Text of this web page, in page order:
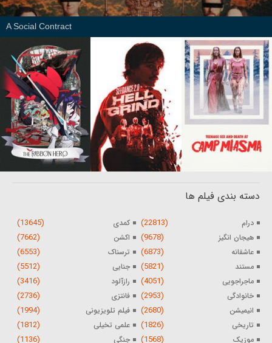
A Social Contract
دسته بندی فیلم ها
درام (22813) کمدی (13645)
هیجان انگیز (9678) اکشن (7662)
عاشقانه (6873) ترسناک (6553)
مستند (5821) جنایی (5512)
ماجراجویی (4051) رازآلود (3416)
خانوادگی (2953) فانتزی (2736)
انیمیشن (2680) فیلم تلویزیونی (1994)
تاریخی (1826) علمی تخیلی (1812)
موزیک (1568) جنگی (1136)